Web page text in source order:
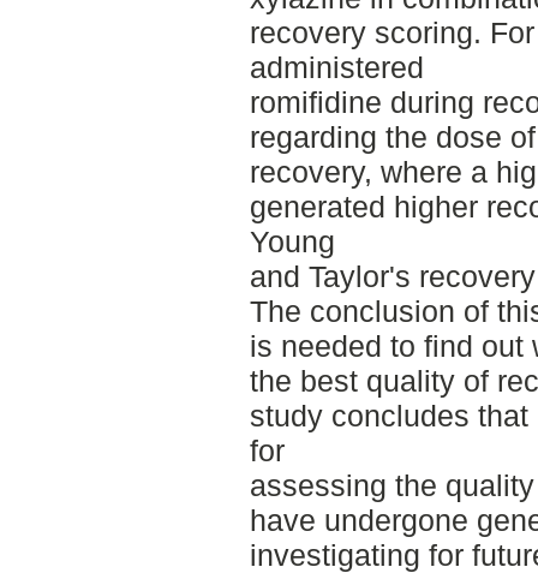
recovery scoring.
administered
romifidine during
regarding the dose
recovery, where a
generated higher
Young
and Taylor's
The conclusion of
is needed to find out
the best quality of
study concludes
for
assessing the
have undergone
investigating for